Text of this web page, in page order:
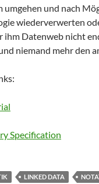
umgehen und nach
wiederverwerten
ihm Datenweb nicht
niemand mehr den
Specification
LINKED DATA